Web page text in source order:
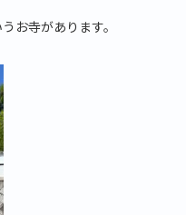
お寺があります。